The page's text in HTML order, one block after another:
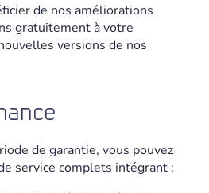
de nos améliorations
gratuitement à votre
versions de nos
de garantie, vous pouvez
service complets intégrant :